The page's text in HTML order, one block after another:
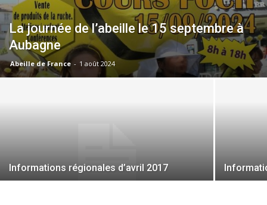
La journée de l’abeille le 15 septembre à
Aubagne
Abeille de France - 1 août 2024
Informations régionales d’avril 2017